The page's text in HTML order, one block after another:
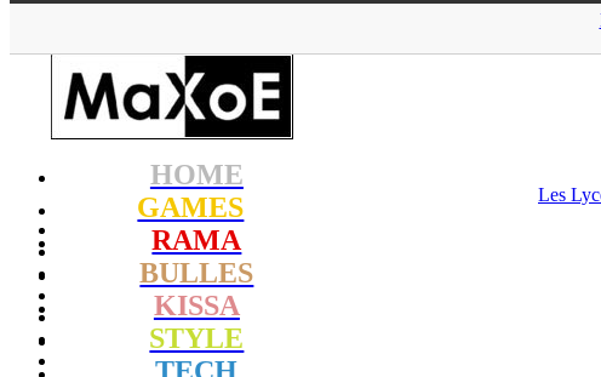
HOME
GAMES
RAMA
BULLES
KISSA
STYLE
Les